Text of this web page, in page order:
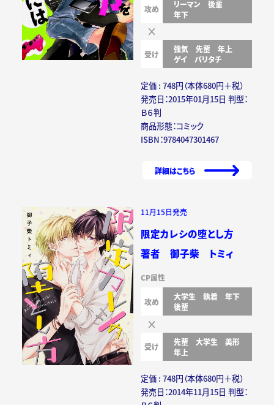
攻め リーマン
後輩
年下
受け 強気 先輩
年上
ゲイ
バリタチ
定価 : 748円（本体680円＋税）
発売日：2015年01月15日 判型：
Ｂ６判
商品形態：コミック
ISBN：9784047301467
詳細はこちら
11月15日発売
限定カレシの堕とし方
著者 御子柴 トミィ
CP属性
攻め 大学生 執着
年下
後輩
受け 先輩 大学生
美形
年上
定価 : 748円（本体680円＋税）
発売日：2014年11月15日 判型：